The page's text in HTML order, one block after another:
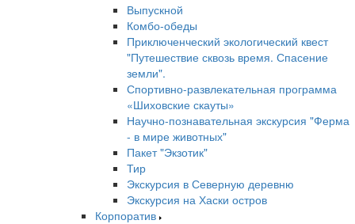
Выпускной
Комбо-обеды
Приключенческий экологический квест
"Путешествие сквозь время. Спасение
земли".
Спортивно-развлекательная программа
«Шиховские скауты»
Научно-познавательная экскурсия "Ферма
- в мире животных"
Пакет "Экзотик"
Тир
Экскурсия в Северную деревню
Экскурсия на Хаски остров
Корпоратив